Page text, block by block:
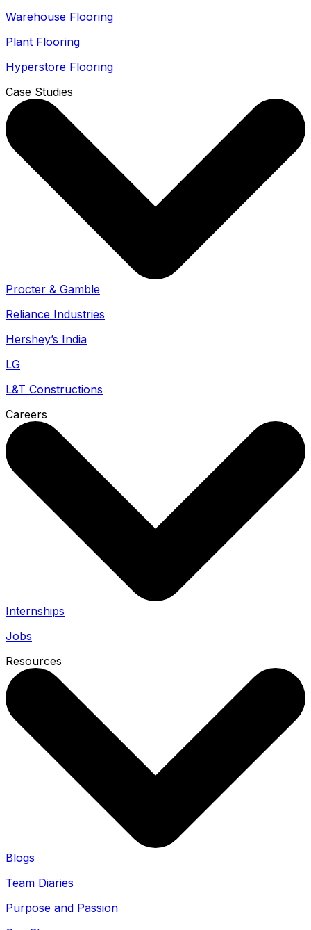
Warehouse Flooring
Plant Flooring
Hyperstore Flooring
Case Studies
Procter & Gamble
Reliance Industries
Hershey’s India
LG
L&T Constructions
Careers
Internships
Jobs
Resources
Blogs
Team Diaries
Purpose and Passion